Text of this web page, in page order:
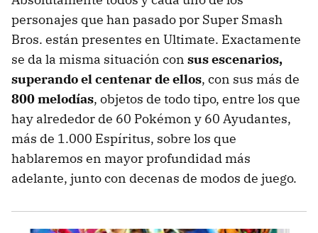
personajes que han pasado por Super Smash
Bros. están presentes en Ultimate. Exactamente
se da la misma situación con sus escenarios,
superando el centenar de ellos, con sus más de
800 melodías, objetos de todo tipo, entre los que
hay alrededor de 60 Pokémon y 60 Ayudantes,
más de 1.000 Espíritus, sobre los que
hablaremos en mayor profundidad más
adelante, junto con decenas de modos de juego.